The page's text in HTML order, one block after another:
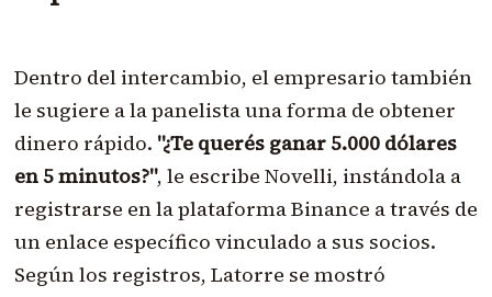
Dentro del intercambio, el empresario también
le sugiere a la panelista una forma de obtener
dinero rápido. "¿Te querés ganar 5.000 dólares
en 5 minutos?", le escribe Novelli, instándola a
registrarse en la plataforma Binance a través de
un enlace específico vinculado a sus socios.
Según los registros, Latorre se mostró